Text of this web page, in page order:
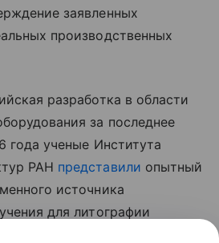
заявленных
производственных
разработка в области
за последнее
года ученые Института
РАН представили опытный
источника
для литографии